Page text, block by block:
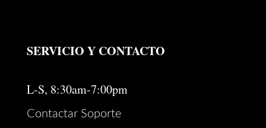
SERVICIO Y CONTACTO
L-S, 8:30am-7:00pm
Contactar Soporte